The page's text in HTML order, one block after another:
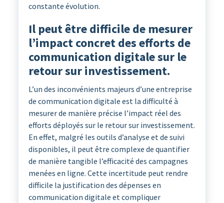
constante évolution.
Il peut être difficile de mesurer
l’impact concret des efforts de
communication digitale sur le
retour sur investissement.
L’un des inconvénients majeurs d’une entreprise
de communication digitale est la difficulté à
mesurer de manière précise l’impact réel des
efforts déployés sur le retour sur investissement.
En effet, malgré les outils d’analyse et de suivi
disponibles, il peut être complexe de quantifier
de manière tangible l’efficacité des campagnes
menées en ligne. Cette incertitude peut rendre
difficile la justification des dépenses en
communication digitale et compliquer